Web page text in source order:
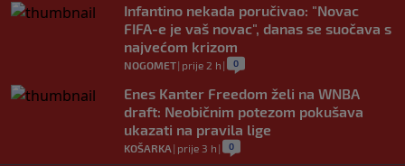
Infantino nekada poručivao: "Novac
FIFA-e je vaš novac", danas se suočava s
najvećom krizom
NOGOMET| prije 2 h | 0
Enes Kanter Freedom želi na WNBA
draft: Neobičnim potezom pokušava
ukazati na pravila lige
KOŠARKA | prije 3 h | 0